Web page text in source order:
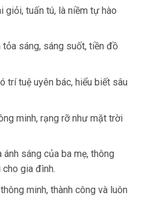
giỏi, tuấn tú, là niềm tự hào
tỏa sáng, sáng suốt, tiền đồ
trí tuệ uyên bác, hiểu biết sâu
minh, rạng rỡ như mặt trời
ánh sáng của ba mẹ, thông
gia đình.
minh, thành công và luôn